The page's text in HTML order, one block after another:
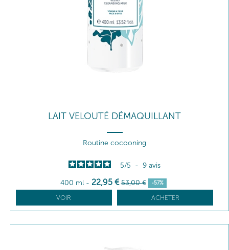
LAIT VELOUTÉ DÉMAQUILLANT
Routine cocooning
5/5 - 9 avis
400 ml - 22,95 € 53,00 € -57%
VOIR ACHETER